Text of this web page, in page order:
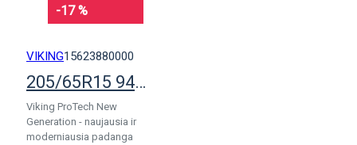
-17 %
VIKING15623880000
205/65R15 94V Viking ProTech NewGen
Viking ProTech New
Generation - naujausia ir
moderniausia padanga